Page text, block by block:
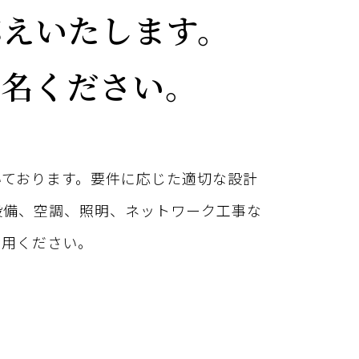
いたします。
ください。
おります。要件に応じた適切な設計
、空調、照明、ネットワーク工事な
ください。